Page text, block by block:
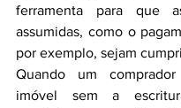
ferramenta para que
assumidas, como o
por exemplo, sejam
Quando um
imóvel sem a